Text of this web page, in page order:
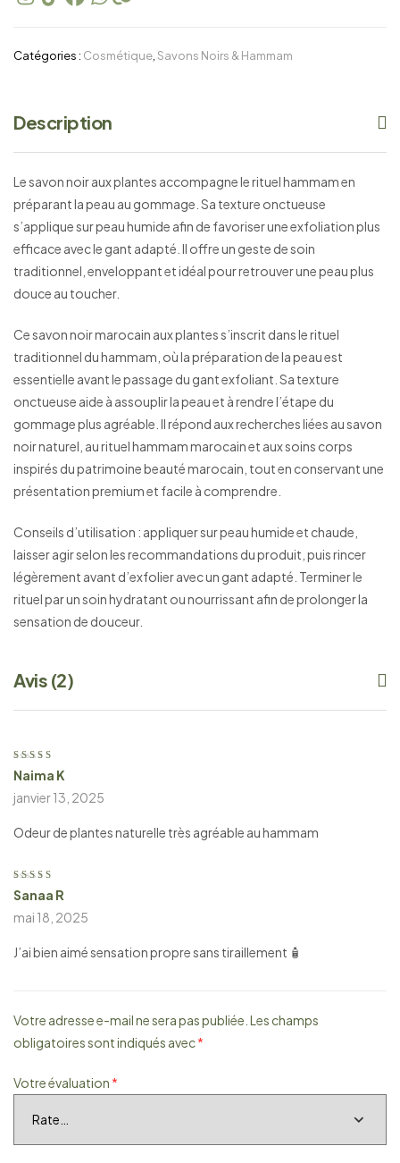
Catégories : Cosmétique Savons Noirs & Hammam
Description
Le savon noir aux plantes accompagne le rituel hammam en
préparant la peau au gommage. Sa texture onctueuse
s’applique sur peau humide afin de favoriser une exfoliation plus
efficace avec le gant adapté. Il offre un geste de soin
traditionnel, enveloppant et idéal pour retrouver une peau plus
douce au toucher.
Ce savon noir marocain aux plantes s’inscrit dans le rituel
traditionnel du hammam, où la préparation de la peau est
essentielle avant le passage du gant exfoliant. Sa texture
onctueuse aide à assouplir la peau et à rendre l’étape du
gommage plus agréable. Il répond aux recherches liées au savon
noir naturel, au rituel hammam marocain et aux soins corps
inspirés du patrimoine beauté marocain, tout en conservant une
présentation premium et facile à comprendre.
Conseils d’utilisation : appliquer sur peau humide et chaude,
laisser agir selon les recommandations du produit, puis rincer
légèrement avant d’exfolier avec un gant adapté. Terminer le
rituel par un soin hydratant ou nourrissant afin de prolonger la
sensation de douceur.
Avis (2)
Note5sur 5
Naima K
janvier 13, 2025
Odeur de plantes naturelle très agréable au hammam
Note5sur 5
Sanaa R
mai 18, 2025
J’ai bien aimé sensation propre sans tiraillement 🧴
Votre adresse e-mail ne sera pas publiée. Les champs
obligatoires sont indiqués avec*
Votre évaluation *